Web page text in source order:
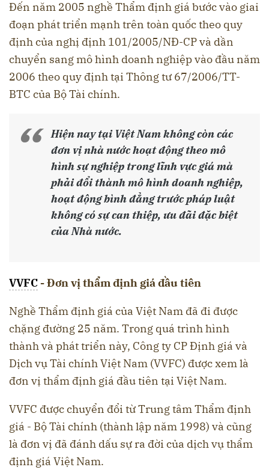
Đến năm 2005 nghề Thẩm định giá bước vào giai
đoạn phát triển mạnh trên toàn quốc theo quy
định của nghị định 101/2005/NĐ-CP và dần
chuyển sang mô hình doanh nghiệp vào đầu năm
2006 theo quy định tại Thông tư 67/2006/TT-
BTC của Bộ Tài chính.
Hiện nay tại Việt Nam không còn các
đơn vị nhà nước hoạt động theo mô
hình sự nghiệp trong lĩnh vực giá mà
phải đổi thành mô hình doanh nghiệp,
hoạt động bình đẳng trước pháp luật
không có sự can thiệp, ưu đãi đặc biệt
của Nhà nước.
VVFC- Đơn vị thẩm định giá đầu tiên
Nghề Thẩm định giá của Việt Nam đã đi được
chặng đường 25 năm. Trong quá trình hình
thành và phát triển này, Công ty CP Định giá và
Dịch vụ Tài chính Việt Nam (VVFC) được xem là
đơn vị thẩm định giá đầu tiên tại Việt Nam.
VVFC được chuyển đổi từ Trung tâm Thẩm định
giá - Bộ Tài chính (thành lập năm 1998) và cũng
là đơn vị đã đánh dấu sự ra đời của dịch vụ thẩm
định giá Việt Nam.